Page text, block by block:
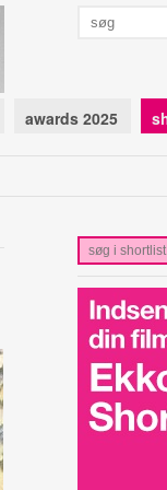
awards 2025